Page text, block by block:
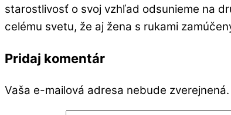
starostlivosť o svoj vzhľad odsunieme na
celému svetu, že aj žena s rukami
Pridaj komentár
Vaša e-mailová adresa nebude zverejnená.